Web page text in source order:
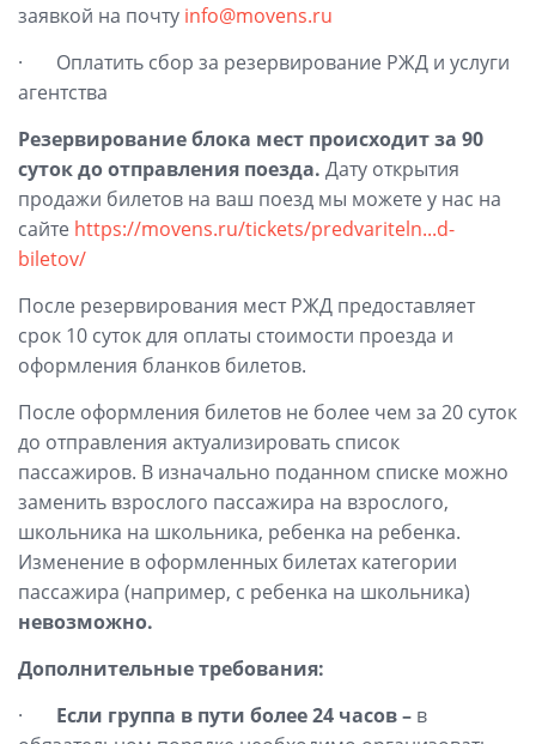
заявкой на почту info@movens.ru
· Оплатить сбор за резервирование РЖД и услуги
агентства
Резервирование блока мест происходит за 90
суток до отправления поезда. Дату открытия
продажи билетов на ваш поезд мы можете у нас на
сайте https://movens.ru/tickets/predvariteln...d-
biletov/
После резервирования мест РЖД предоставляет
срок 10 суток для оплаты стоимости проезда и
оформления бланков билетов.
После оформления билетов не более чем за 20 суток
до отправления актуализировать список
пассажиров. В изначально поданном списке можно
заменить взрослого пассажира на взрослого,
школьника на школьника, ребенка на ребенка.
Изменение в оформленных билетах категории
пассажира (например, с ребенка на школьника)
невозможно.
Дополнительные требования:
· Если группа в пути более 24 часов – в